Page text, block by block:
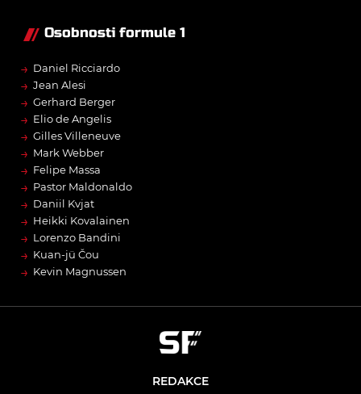
Osobnosti formule 1
→ Daniel Ricciardo
→ Jean Alesi
→ Gerhard Berger
→ Elio de Angelis
→ Gilles Villeneuve
→ Mark Webber
→ Felipe Massa
→ Pastor Maldonaldo
→ Daniil Kvjat
→ Heikki Kovalainen
→ Lorenzo Bandini
→ Kuan-jü Čou
→ Kevin Magnussen
REDAKCE